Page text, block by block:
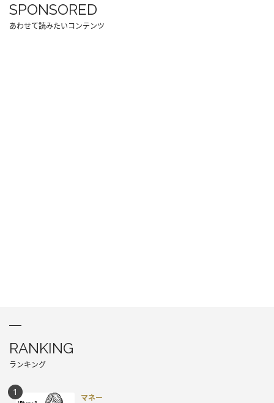
SPONSORED
あわせて読みたいコンテンツ
RANKING
ランキング
マネー